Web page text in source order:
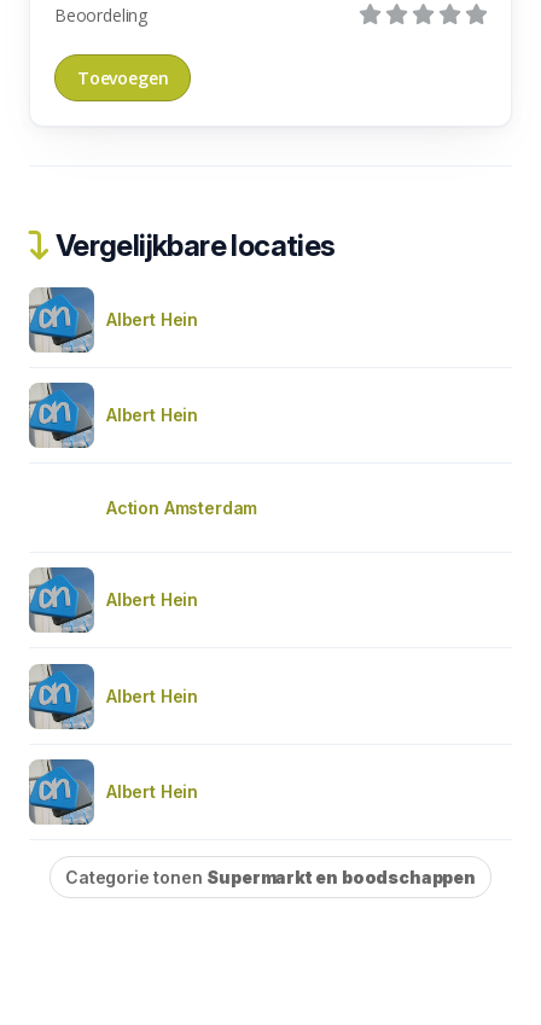
Beoordeling
Vergelijkbare locaties
Albert Hein
Albert Hein
Action Amsterdam
Albert Hein
Albert Hein
Albert Hein
Categorie tonen Supermarkt en boodschappen